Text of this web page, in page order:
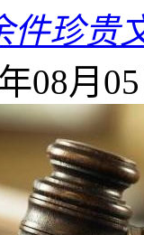
件珍贵
08月